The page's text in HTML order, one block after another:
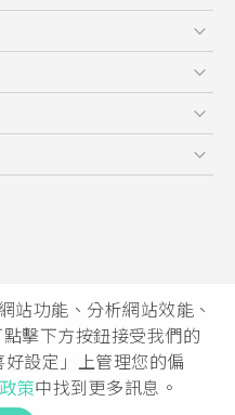
功能、分析網站效能、
擊下方按鈕接受我們的
設定」上管理您的偏
策中找到更多訊息。
編號16003518